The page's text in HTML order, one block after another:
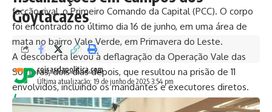
facção rival, o Primeiro Comando da Capital (PCC). O corpo
foi encontrado no último dia 16 de junho, em uma área de
mata no bairro Vale Verde, em Primavera do Leste.
A descoberta levou à deflagração da Operação Vale das
Sombras, dois dias depois, que resultou na prisão de 11
envolvidos, incluindo os mandantes e executores diretos.
Explosão da violência! No Ceará, onda de crimes abala
Goytacazes
Última atualização: 19 de junho de 2025 3:54 pm
coisasdapolitica.com